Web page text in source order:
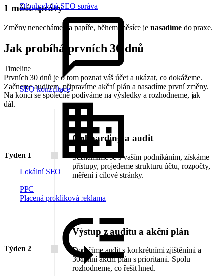
Dlouhodobá SEO správa
SEO konzultace
Lokální SEO
PPC
Placená prokliková reklama
1 měsíc správy
Změny nenecháme na papíře, během měsíce je nasadíme do praxe.
Jak probíhá prvních 30 dnů
Timeline
Prvních 30 dnů je o tom poznat váš účet a ukázat, co dokážeme.
Začneme auditem, připravíme akční plán a nasadíme první změny.
Na konci se společně podíváme na výsledky a rozhodneme, jak
dál.
Onboarding a audit
Seznámíme se s vaším podnikáním, získáme
přístupy, projedeme strukturu účtu, rozpočty,
měření i cílové stránky.
Týden 1
Výstup z auditu a akční plán
Doručíme audit s konkrétními zjištěními a
30denní akční plán s prioritami. Spolu
rozhodneme, co řešit hned.
Týden 2